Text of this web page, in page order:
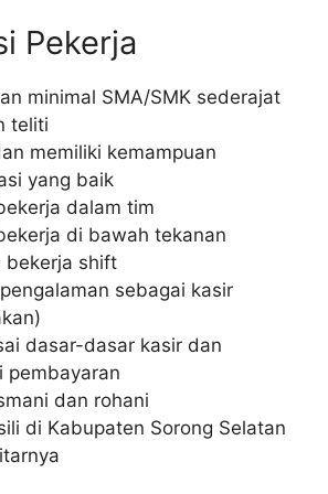
Pekerja
minimal SMA/SMK sederajat
teliti
memiliki kemampuan
yang baik
dalam tim
di bawah tekanan
bekerja shift
sebagai kasir
dasar-dasar kasir dan
pembayaran
dan rohani
di Kabupaten Sorong Selatan